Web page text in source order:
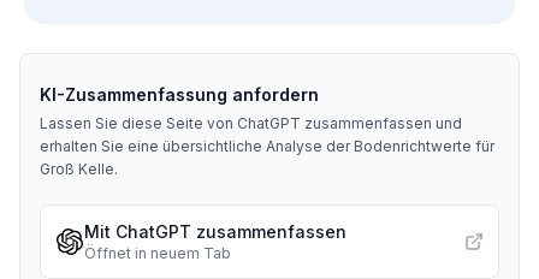
KI-Zusammenfassung anfordern
Lassen Sie diese Seite von ChatGPT zusammenfassen und
erhalten Sie eine übersichtliche Analyse der Bodenrichtwerte für
Groß Kelle.
Mit ChatGPT zusammenfassen
Öffnet in neuem Tab